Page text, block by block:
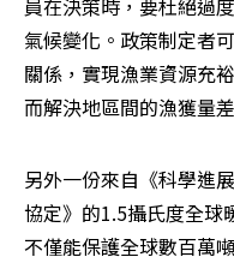
員在決策時，要杜絕過
氣候變化。政策制定者
關係，實現漁業資源充
而解決地區間的漁獲量差
另外一份來自《科學進
協定》的1.5攝氏度全球
不僅能保護全球數百萬